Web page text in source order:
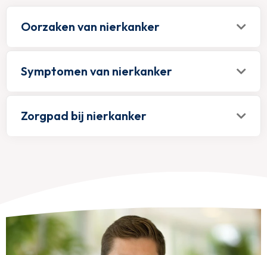
Oorzaken van nierkanker
Symptomen van nierkanker
Zorgpad bij nierkanker